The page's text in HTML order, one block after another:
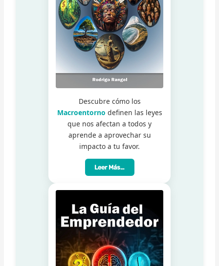
Descubre cómo los
Macroentorno definen las leyes
que nos afectan a todos y
aprende a aprovechar su
impacto a tu favor.
Leer Más…